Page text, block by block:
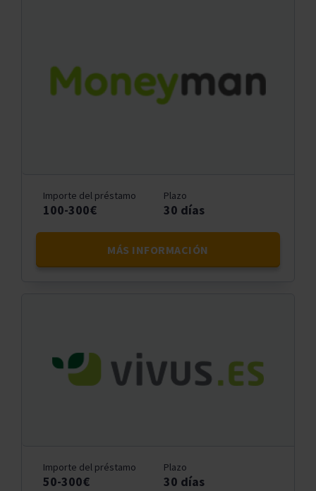
Importe del préstamo
100-300€
Plazo
30 días
MÁS INFORMACIÓN
Importe del préstamo
50-300€
Plazo
30 días